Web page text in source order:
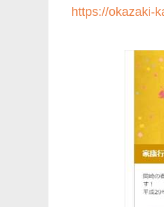
https://okazaki-